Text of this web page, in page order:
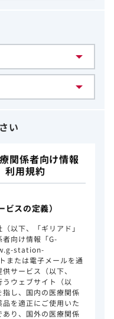
い
関係者向け情報
利用規約
スの定義）
以下、「ギリアド」
向け情報「G-
station-
または電子メールを通
サービス（以下、
うウェブサイト（以
し、国内の医療関係
を適正にご使用いた
り、国外の医療関係